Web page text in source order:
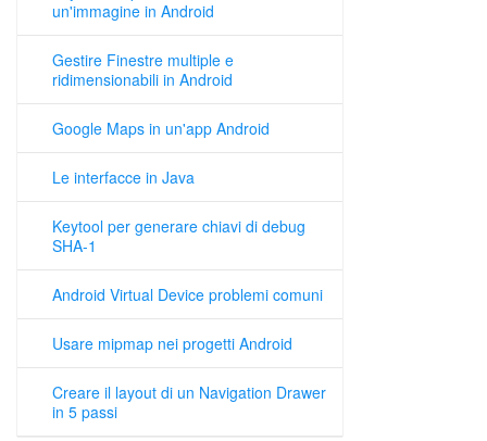
un'immagine in Android
Gestire Finestre multiple e
ridimensionabili in Android
Google Maps in un'app Android
Le interfacce in Java
Keytool per generare chiavi di debug
SHA-1
Android Virtual Device problemi comuni
Usare mipmap nei progetti Android
Creare il layout di un Navigation Drawer
in 5 passi